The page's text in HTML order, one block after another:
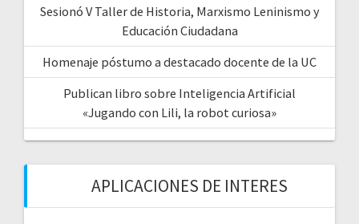
Sesionó V Taller de Historia, Marxismo Leninismo y
Educación Ciudadana
Homenaje póstumo a destacado docente de la UC
Publican libro sobre Inteligencia Artificial
«Jugando con Lili, la robot curiosa»
APLICACIONES DE INTERES